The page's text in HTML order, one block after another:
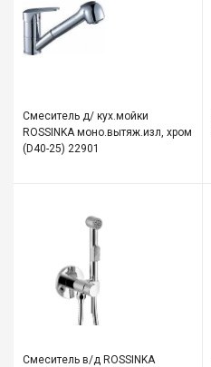
Смеситель д/ кух.мойки
ROSSINKA моно.вытяж.изл, хром
(D40-25) 22901
Смеситель в/д ROSSINKA